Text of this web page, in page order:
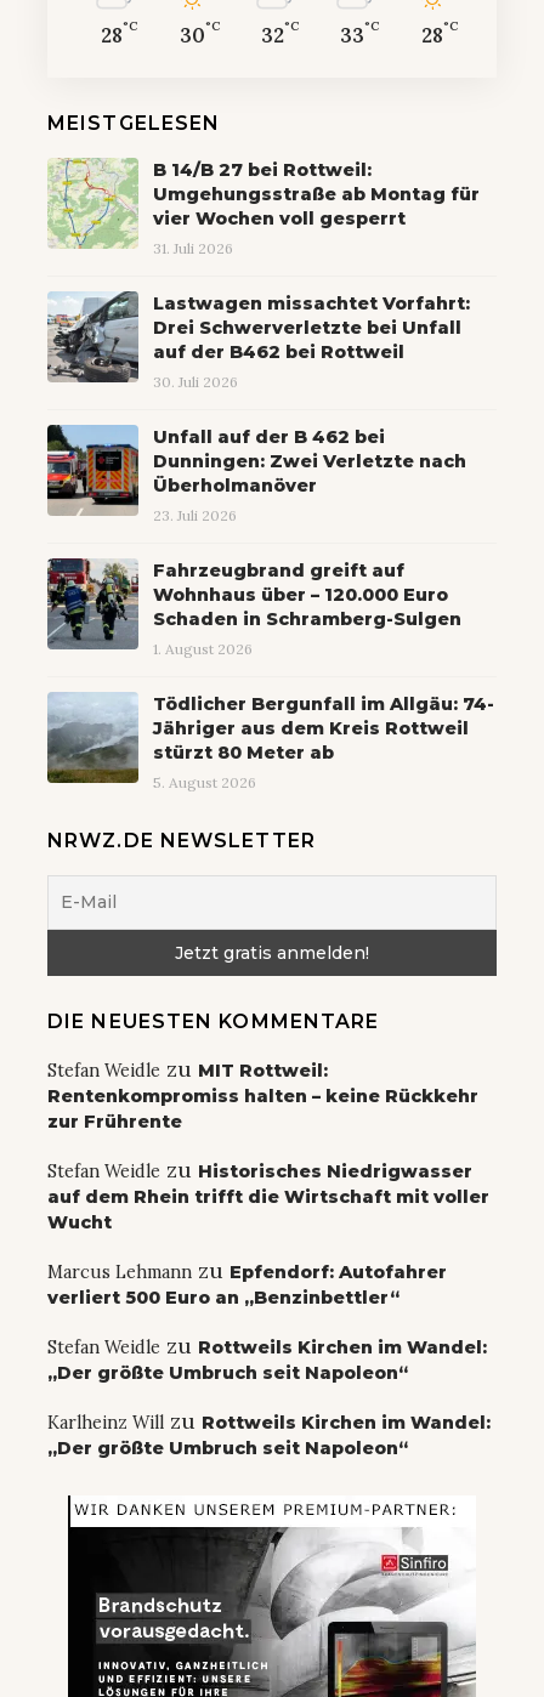
28°C 30°C 32°C 33°C 28°C
MEISTGELESEN
B 14/B 27 bei Rottweil:
Umgehungsstraße ab Montag für
vier Wochen voll gesperrt
31. Juli 2026
Lastwagen missachtet Vorfahrt:
Drei Schwerverletzte bei Unfall
auf der B462 bei Rottweil
30. Juli 2026
Unfall auf der B 462 bei
Dunningen: Zwei Verletzte nach
Überholmanöver
23. Juli 2026
Fahrzeugbrand greift auf
Wohnhaus über – 120.000 Euro
Schaden in Schramberg-Sulgen
1. August 2026
Tödlicher Bergunfall im Allgäu: 74-
Jähriger aus dem Kreis Rottweil
stürzt 80 Meter ab
5. August 2026
NRWZ.DE NEWSLETTER
DIE NEUESTEN KOMMENTARE
Stefan Weidle zu MIT Rottweil:
Rentenkompromiss halten – keine Rückkehr
zur Frührente
Stefan Weidle zu Historisches Niedrigwasser
auf dem Rhein trifft die Wirtschaft mit voller
Wucht
Marcus Lehmann zu Epfendorf: Autofahrer
verliert 500 Euro an „Benzinbettler“
Stefan Weidle zu Rottweils Kirchen im Wandel:
„Der größte Umbruch seit Napoleon“
Karlheinz Will zu Rottweils Kirchen im Wandel:
„Der größte Umbruch seit Napoleon“